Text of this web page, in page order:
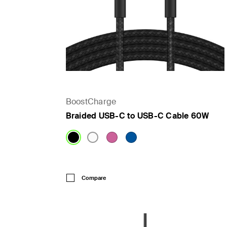
BoostCharge
Braided USB-C to USB-C Cable 60W
Compare